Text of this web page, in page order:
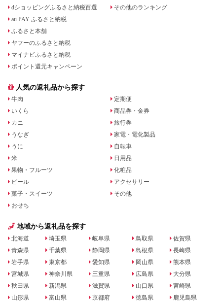
dショッピングふるさと納税百選
au PAY ふるさと納税
ふるさと本舗
ヤフーのふるさと納税
マイナビふるさと納税
ポイント還元キャンペーン
その他のランキング
人気の返礼品から探す
牛肉
いくら
カニ
うなぎ
うに
米
果物・フルーツ
ビール
菓子・スイーツ
おせち
定期便
商品券・金券
旅行券
家電・電化製品
自転車
日用品
化粧品
アクセサリー
その他
地域から返礼品を探す
北海道
青森県
岩手県
宮城県
秋田県
山形県
埼玉県
千葉県
東京都
神奈川県
新潟県
富山県
岐阜県
静岡県
愛知県
三重県
滋賀県
京都府
鳥取県
島根県
岡山県
広島県
山口県
徳島県
佐賀県
長崎県
熊本県
大分県
宮崎県
鹿児島県